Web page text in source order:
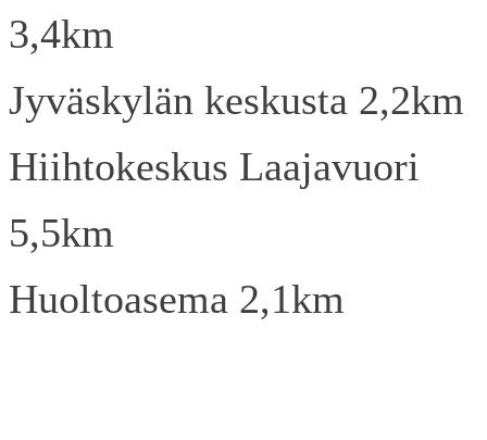
3,4km
Jyväskylän keskusta 2,2km
Hiihtokeskus Laajavuori
5,5km
Huoltoasema 2,1km